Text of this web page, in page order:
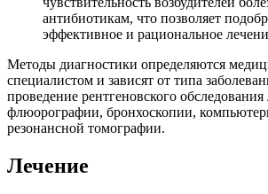
антибиотикам, что позволяет
эффективное и рациональное
Методы диагностики определяются
специалистом и зависят от типа
проведение рентгеновского
флюорографии, бронхоскопии,
резонансной томографии.
Лечение